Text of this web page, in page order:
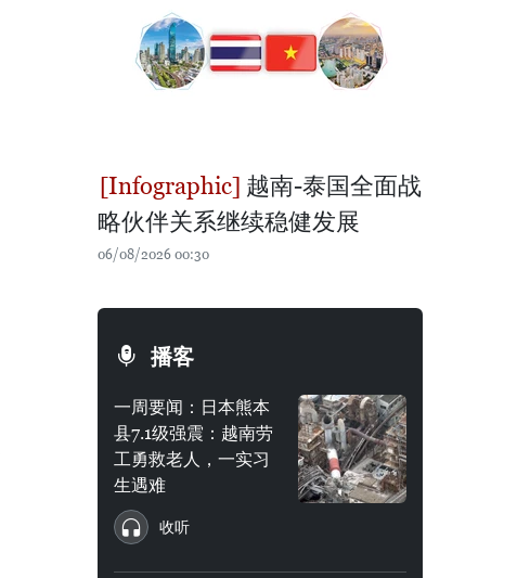
越南-泰国全面战
略伙伴关系继续稳健发展
06/08/2026 00:30
播客
一周要闻：日本熊本
县7.1级强震：越南劳
工勇救老人，一实习
生遇难
收听